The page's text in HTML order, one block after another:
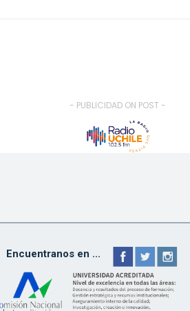
- PUBLICIDAD ON POST -
Encuentranos en ...